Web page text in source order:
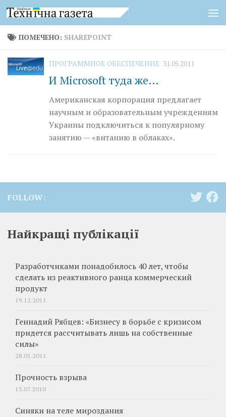
Перейти к содержимому
ПОМЕЧЕНО: SHAREPOINT
ПРОГРАММНОЕ ОБЕСПЕЧЕНИЕ 31.05.2011
И Microsoft туда же…
Американская корпорация предлагает
научным и образовательным учреждениям
Украины подключиться к популярному
занятию — «витанию в облаках».
FOLLOW:
Найкращі публікації
Разработчиками понадобилось 40 лет, чтобы
сделать из реактивного ранца коммерческий
продукт
19.12.2011
Геннадий Рябцев: «Бизнесу в борьбе с кризисом
придется рассчитывать лишь на собственные
силы»
28.01.2011
Прочность взрыва
13.07.2010
Синяки на теле мироздания